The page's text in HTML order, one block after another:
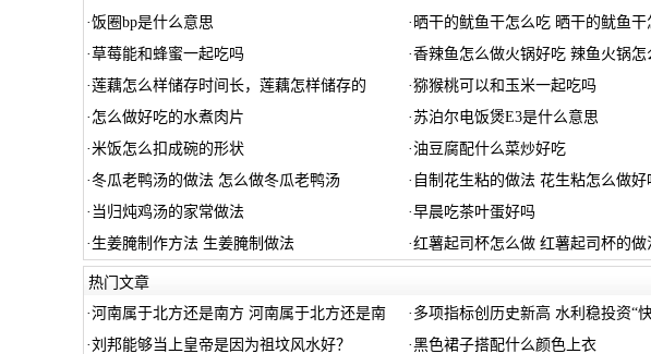
·饭圈bp是什么意思 · 晒干的鱿鱼干怎么吃 晒干的鱿鱼干
·草莓能和蜂蜜一起吃吗 ·香辣鱼怎么做火锅好吃 辣鱼火锅怎
·莲藕怎么样储存时间长，莲藕怎样储存的 ·猕猴桃可以和玉米一起吃吗
· 怎么做好吃的水煮肉片 ·苏泊尔电饭煲E3是什么意思
·米饭怎么扣成碗的形状 ·油豆腐配什么菜炒好吃
·冬瓜老鸭汤的做法 怎么做冬瓜老鸭汤 · 自制花生粘的做法 花生粘怎么做好
· 当归炖鸡汤的家常做法 ·早晨吃茶叶蛋好吗
· 生姜腌制作方法 生姜腌制做法 ·红薯起司杯怎么做 红薯起司杯的做
热门文章
·河南属于北方还是南方 河南属于北方还是南 · 多项指标创历史新高 水利稳投资“
·刘邦能够当上皇帝是因为祖坟风水好？ ·黑色裙子搭配什么颜色上衣